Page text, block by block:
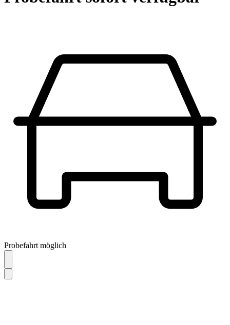
Probefahrt möglich